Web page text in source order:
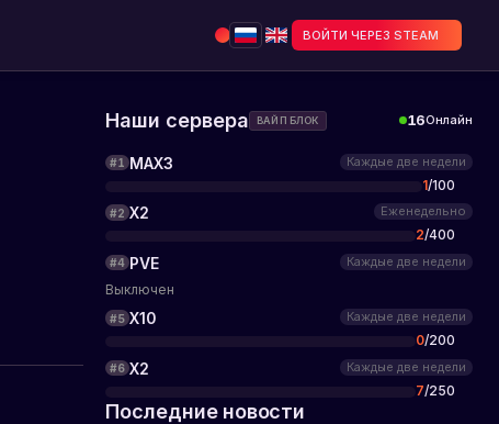
ВОЙТИ ЧЕРЕЗ STEAM
Наши сервера ВАЙП БЛОК 16Онлайн
#1 MAX3 Каждые две недели
1/100
#2 X2 Еженедельно
2/400
#4 PVE Каждые две недели
Выключен
#5 X10 Каждые две недели
0/200
#6 X2 Каждые две недели
7/250
Последние новости